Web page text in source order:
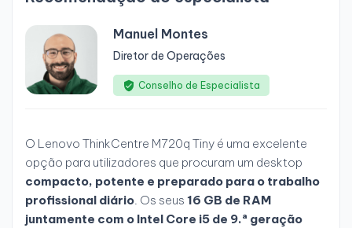
Manuel Montes
Diretor de Operações
Conselho de Especialista
O Lenovo ThinkCentre M720q Tiny é uma excelente
opção para utilizadores que procuram um desktop
compacto, potente e preparado para o trabalho
profissional diário. Os seus 16 GB de RAM
juntamente com o Intel Core i5 de 9.ª geração